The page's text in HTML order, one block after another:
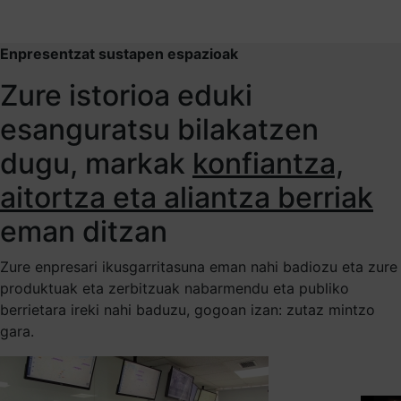
Enpresentzat sustapen espazioak
Zure istorioa eduki
esanguratsu bilakatzen
dugu, markak konfiantza,
aitortza eta aliantza berriak
eman ditzan
Zure enpresari ikusgarritasuna eman nahi badiozu eta zure
produktuak eta zerbitzuak nabarmendu eta publiko
berrietara ireki nahi baduzu, gogoan izan: zutaz mintzo
gara.